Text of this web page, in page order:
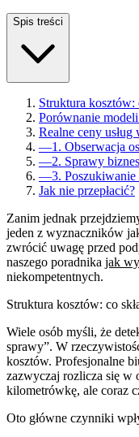
Spis treści
Struktura kosztów:
Porównanie
Realne ceny
—1. Obserwacja
—2. Sprawy
—3.
Jak nie przepłacić?
Zanim jednak
jeden z wyznaczników
zwrócić uwagę przed
naszego poradnika jak
niekompetentnych.
Struktura kosztów: co
Wiele osób myśli, że
sprawy”. W
kosztów. Profesjonalne
zazwyczaj rozlicza się w
kilometrówkę, ale coraz
Oto główne czynniki